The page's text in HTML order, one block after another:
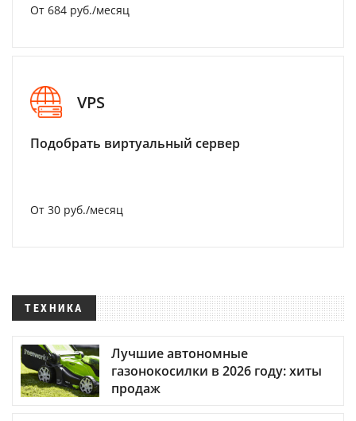
От 684 руб./месяц
VPS
Подобрать виртуальный сервер
От 30 руб./месяц
ТЕХНИКА
Лучшие автономные
газонокосилки в 2026 году: хиты
продаж